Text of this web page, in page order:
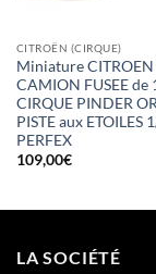
CITROËN (CIRQUE)
Miniature CITROEN
CAMION FUSEE de
CIRQUE PINDER
PISTE aux ETOILES
PERFEX
109,00€
LA SOCIÉTÉ